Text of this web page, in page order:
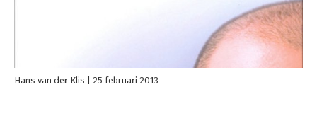
Hans van der Klis 25 februari 2013